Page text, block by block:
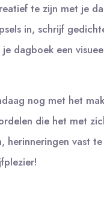
te zijn met je
in, schrijf
dagboek een
nog met het
die het met
herinneringen vast